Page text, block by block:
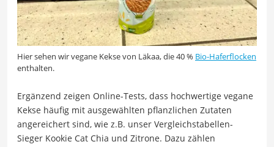
Hier sehen wir vegane Kekse von Läkaa, die 40 % Bio-Haferflocken
enthalten.
Ergänzend zeigen Online-Tests, dass hochwertige vegane
Kekse häufig mit ausgewählten pflanzlichen Zutaten
angereichert sind, wie z.B. unser Vergleichstabellen-
Sieger Kookie Cat Chia und Zitrone. Dazu zählen